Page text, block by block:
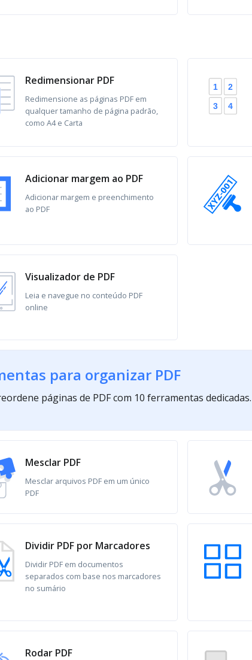
Redimensionar PDF
Redimensione as páginas PDF em
qualquer tamanho de página padrão,
como A4 e Carta
1 2
3 4
Adicionar margem ao PDF
Adicionar margem e preenchimento
ao PDF
Visualizador de PDF
Leia e navegue no conteúdo PDF
online
para organizar PDF
páginas de PDF com 10 ferramentas dedicadas.
Mesclar PDF
Mesclar arquivos PDF em um único
PDF
Dividir PDF por Marcadores
Dividir PDF em documentos
separados com base nos marcadores
no sumário
Rodar PDF